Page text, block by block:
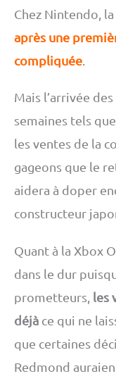
Chez Nintendo,
après une
compliquée
Mais l’arrivée
semaines tels
les ventes de la
gageons que le
aidera à doper
constructeur
Quant à la Xbox
dans le dur
prometteurs, les
déjà ce qui ne
que certaines
Redmond